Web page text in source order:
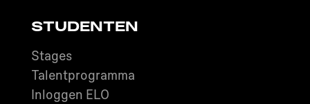
STUDENTEN
Stages
Talentprogramma
Inloggen ELO